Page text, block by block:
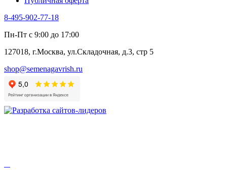
8-495-902-77-18
Пн-Пт с 9:00 до 17:00
127018, г.Москва, ул.Складочная, д.3, стр 5
shop@semenagavrish.ru